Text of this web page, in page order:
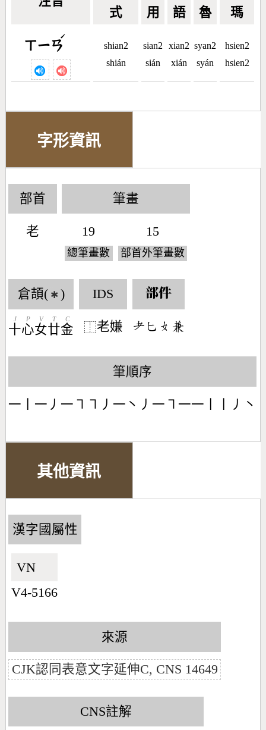
式 用 語 魯 瑪
ㄒㄧㄢ
ˊ
shian2
shián
sian2
sián
xian2
xián
syan2
syán
hsien2
hsien2
字形資訊
部首
老
筆畫
19
總筆畫數
15
部首外筆畫數
倉頡( ✱ )
十
J
心
P
女
V
廿
T
金
C
IDS
⿰老嫌
部件
󶂳󶀗󶂛󶇬
筆順序
一丨一丿一㇕㇕丿一丶丿一㇕一一丨丨丿丶
其他資訊
漢字國屬性
VN🇻🇳
V4-5166
來源
CJK認同表意文字延伸C, CNS 14649
CNS註解